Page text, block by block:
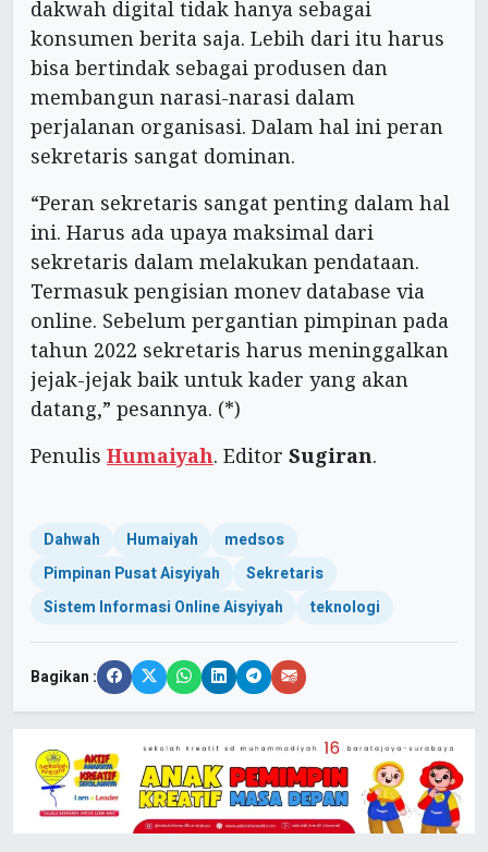
dakwah digital tidak hanya sebagai
konsumen berita saja. Lebih dari itu harus
bisa bertindak sebagai produsen dan
membangun narasi-narasi dalam
perjalanan organisasi. Dalam hal ini peran
sekretaris sangat dominan.
“Peran sekretaris sangat penting dalam hal
ini. Harus ada upaya maksimal dari
sekretaris dalam melakukan pendataan.
Termasuk pengisian monev database via
online. Sebelum pergantian pimpinan pada
tahun 2022 sekretaris harus meninggalkan
jejak-jejak baik untuk kader yang akan
datang,” pesannya. (*)
Penulis Humaiyah. Editor Sugiran.
Dahwah Humaiyah
medsos
Pimpinan Pusat Aisyiyah
Sekretaris
Sistem Informasi Online Aisyiyah
teknologi
Bagikan :